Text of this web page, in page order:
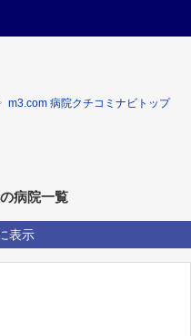
m3.com 病院クチコミナビトップ
病院一覧
表示